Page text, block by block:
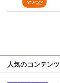
人気のコンテンツ